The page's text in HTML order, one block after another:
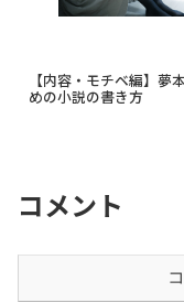
【内容・モチベ編】夢
めの小説の書き方
コメント